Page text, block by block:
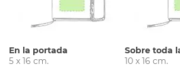
En la portada
5 x 16 cm.
Sobre toda
10 x 16 cm.